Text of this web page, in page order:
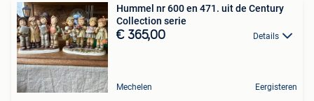
Hummel nr 600 en 471. uit de Century
Collection serie
€ 365,00 Details
Mechelen Eergisteren